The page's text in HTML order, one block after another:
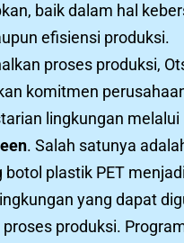
baik dalam hal
efisiensi produksi.
proses produksi,
komitmen
lingkungan melalui
. Salah satunya
botol plastik PET
yang dapat
produksi.